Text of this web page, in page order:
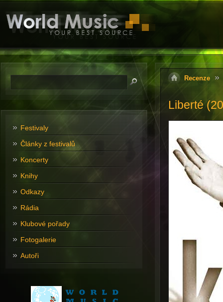
Recenze
Liberté
Festivaly
Články z festivalů
Koncerty
Knihy
Odkazy
Rádia
Klubové pořady
Fotogalerie
Autoři